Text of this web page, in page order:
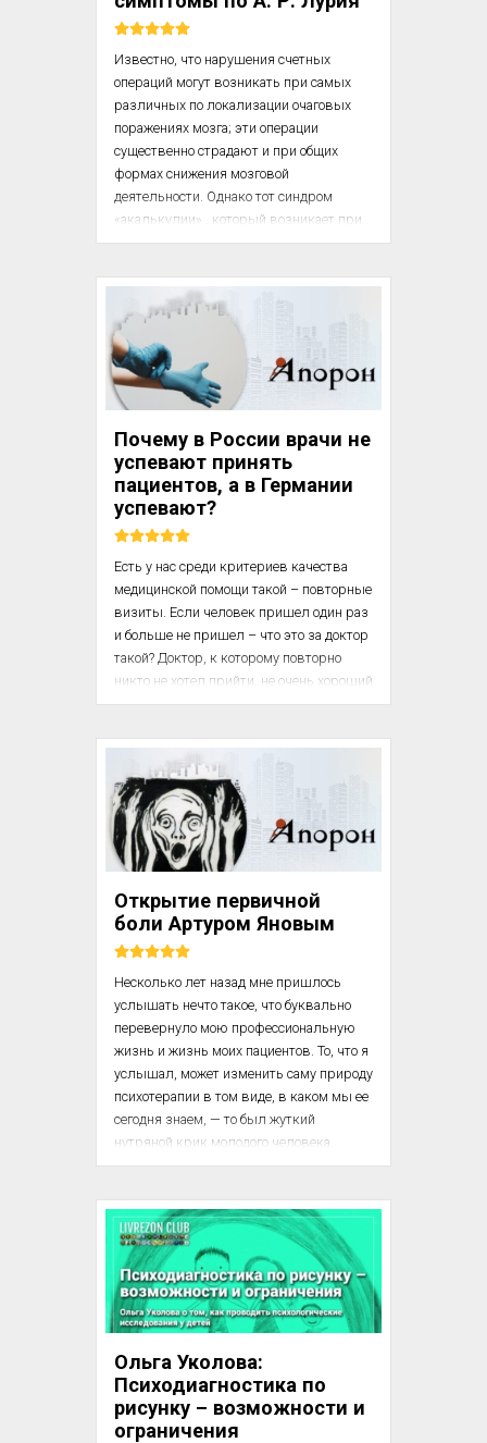
Иудео-х...
Известно, что нарушения счетных
операций могут возникать при самых
различных по локализации очаговых
поражениях мозга; эти операции
существенно страдают и при общих
формах снижения мозговой
деятельности. Однако тот синдром
«акалькулии» , который возникает при
поражении теменно-затылочных
показано рядом исследований
(Гейльброннер, 1910, Перитц, 1918; Хэд,
1926; Зингер и Лоу, 1933; Ланге, 1936;
Крапф, 1937; А. Р. Лурия, 1945; 3. Я.
Руденко, 1958 и др.), имеет настолько
определенный характер, что может быть
диагностике этих пор...
Почему в России врачи не
успевают принять
пациентов, а в Германии
успевают?
Есть у нас среди критериев качества
медицинской помощи такой – повторные
визиты. Если человек пришел один раз
и больше не пришел – что это за доктор
такой? Доктор, к которому повторно
никто не хотел прийти, не очень хороший
доктор. Ведь так мы думаем? На
посмотреть, послушать, о чем-то
подумать, назначить обследование. А
потом уже, основываясь на динамике
наблюдения и результатах этих
исследований, назначить лечение.
Получается, что в день ты обязан
принять 40 человек. На самом деле, все
хрон...
Открытие первичной
боли Артуром Яновым
Несколько лет назад мне пришлось
услышать нечто такое, что буквально
перевернуло мою профессиональную
жизнь и жизнь моих пациентов. То, что я
услышал, может изменить саму природу
психотерапии в том виде, в каком мы ее
сегодня знаем, — то был жуткий
нутряной крик молодого человека,
рухнувшего на пол во время
уподобить этот вопль лишь
душераздирающему крику человека,
которого собираются убить. Моя книга
посвящена именно этому воплю и тому,
что он может означать для раскрытия
тайны возникновения неврозов.
Молодого человек...
Ольга Уколова:
Психодиагностика по
рисунку – возможности и
ограничения